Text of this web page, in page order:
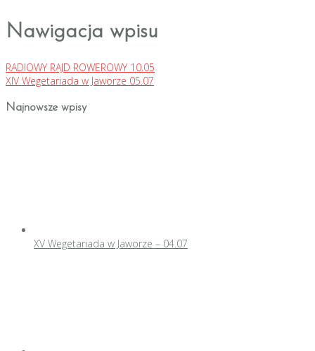
Nawigacja wpisu
RADIOWY RAJD ROWEROWY 10.05
XIV Wegetariada w Jaworze 05.07
Najnowsze wpisy
XV Wegetariada w Jaworze – 04.07